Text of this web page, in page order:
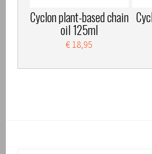
Cyclon plant-based chain
oil 125ml
€ 18,95